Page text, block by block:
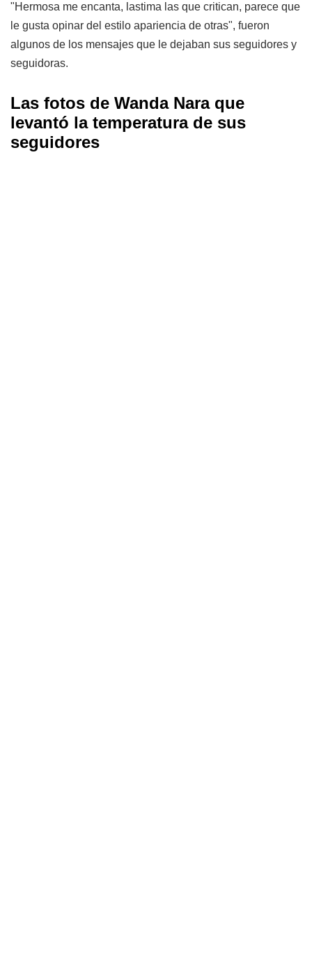
"Hermosa me encanta, lastima las que critican, parece que
le gusta opinar del estilo apariencia de otras", fueron
algunos de los mensajes que le dejaban sus seguidores y
seguidoras.
Las fotos de Wanda Nara que
levantó la temperatura de sus
seguidores